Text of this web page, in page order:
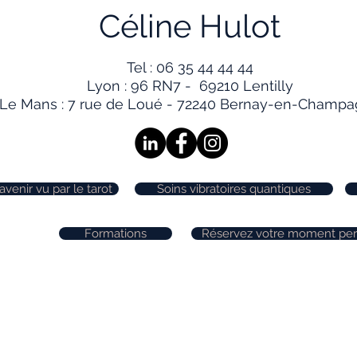
Céline Hulot
Tel : 06 35 44 44 44
Lyon : 96 RN7 - 69210 Lentilly
Mans : 7 rue de Loué - 72240 Bernay-en-
vu par le tarot Soins vibratoires quantiques
Formations Réservez votre moment